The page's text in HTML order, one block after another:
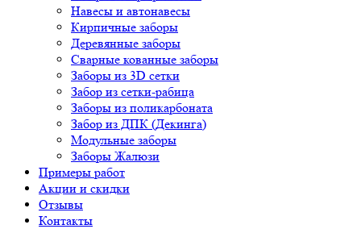
Навесы и автонавесы
Кирпичные заборы
Деревянные заборы
Сварные кованные заборы
Заборы из 3D сетки
Забор из сетки-рабица
Заборы из поликарбоната
Забор из ДПК (Декинга)
Модульные заборы
Заборы Жалюзи
Примеры работ
Акции и скидки
Отзывы
Контакты